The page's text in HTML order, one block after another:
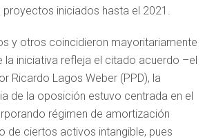
proyectos iniciados hasta el 2021.
y otros coincidieron mayoritariamente
la iniciativa refleja el citado acuerdo –el
Ricardo Lagos Weber (PPD), la
de la oposición estuvo centrada en el
régimen de amortización
de ciertos activos intangible, pues